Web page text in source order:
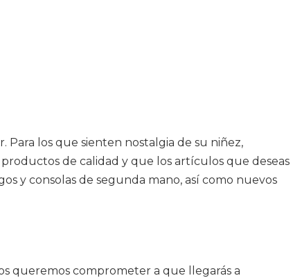
Para los que sienten nostalgia de su niñez,
de calidad y que los artículos que deseas
y consolas de segunda mano, así como nuevos
queremos comprometer a que llegarás a